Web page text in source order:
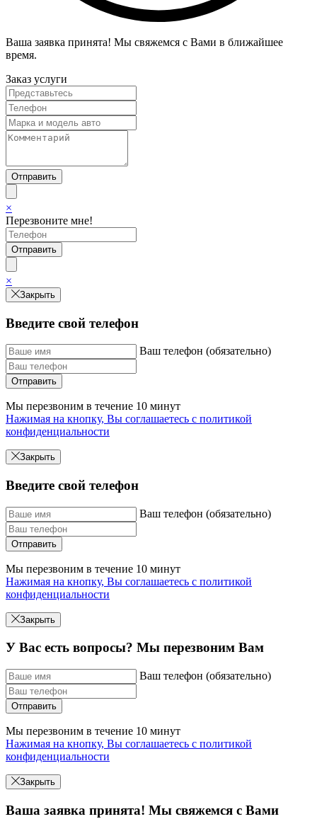
Ваша заявка принята! Мы свяжемся с Вами в ближайшее
время.
Заказ услуги
×
Перезвоните мне!
×
Закрыть
Введите свой телефон
Ваш телефон (обязательно)
Отправить
Мы перезвоним в течение 10 минут
Нажимая на кнопку, Вы соглашаетесь с политикой
конфиденциальности
Закрыть
Введите свой телефон
Ваш телефон (обязательно)
Отправить
Мы перезвоним в течение 10 минут
Нажимая на кнопку, Вы соглашаетесь с политикой
конфиденциальности
Закрыть
У Вас есть вопросы? Мы перезвоним Вам
Ваш телефон (обязательно)
Отправить
Мы перезвоним в течение 10 минут
Нажимая на кнопку, Вы соглашаетесь с политикой
конфиденциальности
Закрыть
Ваша заявка принята! Мы свяжемся с Вами